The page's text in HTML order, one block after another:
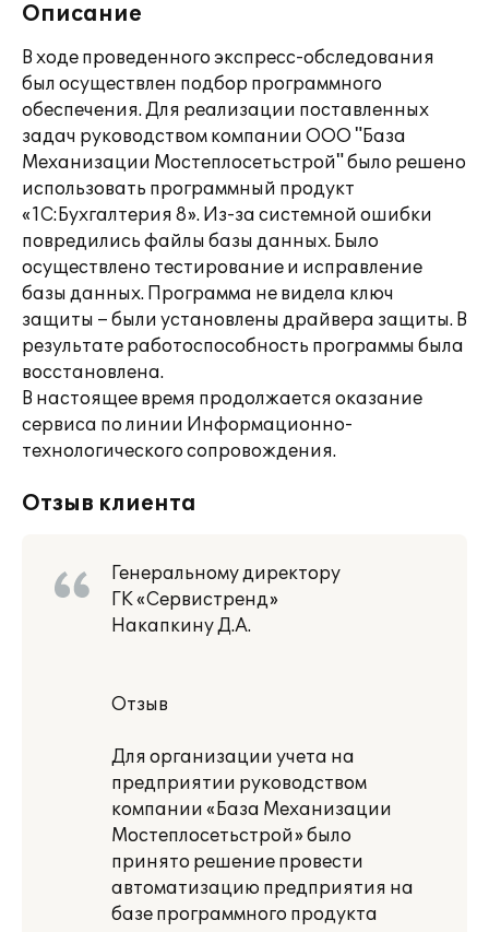
Описание
В ходе проведенного экспресс-обследования
был осуществлен подбор программного
обеспечения. Для реализации поставленных
задач руководством компании ООО "База
Механизации Мостеплосетьстрой" было решено
использовать программный продукт
«1С:Бухгалтерия 8». Из-за системной ошибки
повредились файлы базы данных. Было
осуществлено тестирование и исправление
базы данных. Программа не видела ключ
защиты – были установлены драйвера защиты. В
результате работоспособность программы была
восстановлена.
В настоящее время продолжается оказание
сервиса по линии Информационно-
технологического сопровождения.
Отзыв клиента
Генеральному директору
ГК «Сервистренд»
Накапкину Д.А.
Отзыв
Для организации учета на
предприятии руководством
компании «База Механизации
Мостеплосетьстрой» было
принято решение провести
автоматизацию предприятия на
базе программного продукта